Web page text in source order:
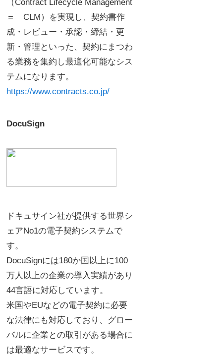
（Contract Lifecycle Management
＝ CLM）を実現し、契約書作
成・レビュー・承認・締結・更
新・管理といった、契約にまつわ
る業務を集約し最適化可能なシス
テムになります。
https://www.contracts.co.jp/
DocuSign
ドキュサイン社が提供する世界シ
ェアNo1の電子契約システムで
す。
DocuSignには180か国以上に100
万人以上の企業の導入実績があり
44言語に対応しています。
米国やEUなどの電子契約に必要
な法律にも対応しており、グロー
バルに企業との取引がある場合に
は最適なサービスです。